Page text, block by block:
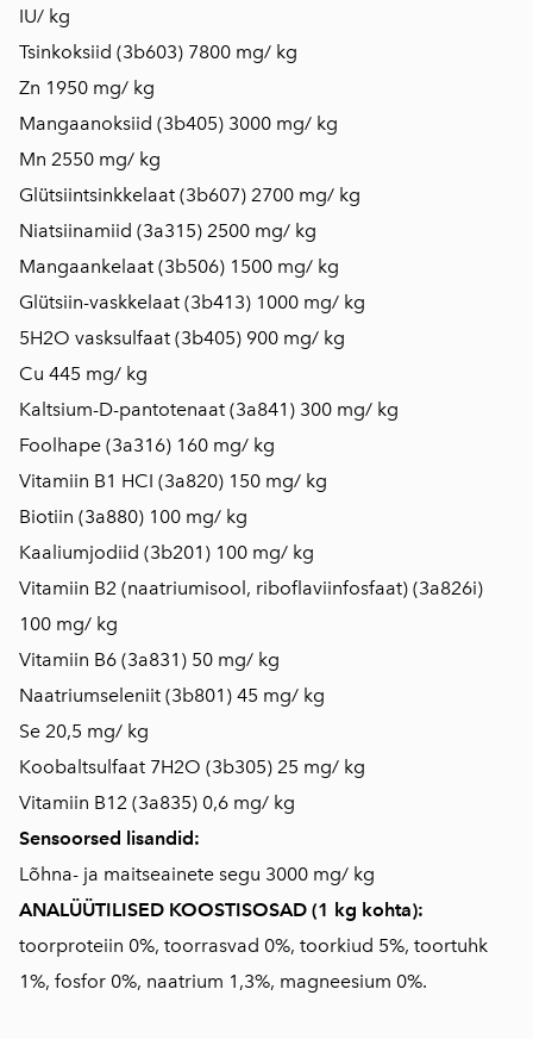
IU/ kg
Tsinkoksiid (3b603) 7800 mg/ kg
Zn 1950 mg/ kg
Mangaanoksiid (3b405) 3000 mg/ kg
Mn 2550 mg/ kg
Glütsiintsinkkelaat (3b607) 2700 mg/ kg
Niatsiinamiid (3a315) 2500 mg/ kg
Mangaankelaat (3b506) 1500 mg/ kg
Glütsiin-vaskkelaat (3b413) 1000 mg/ kg
5H2O vasksulfaat (3b405) 900 mg/ kg
Cu 445 mg/ kg
Kaltsium-D-pantotenaat (3a841) 300 mg/ kg
Foolhape (3a316) 160 mg/ kg
Vitamiin B1 HCI (3a820) 150 mg/ kg
Biotiin (3a880) 100 mg/ kg
Kaaliumjodiid (3b201) 100 mg/ kg
Vitamiin B2 (naatriumisool, riboflaviinfosfaat) (3a826i)
100 mg/ kg
Vitamiin B6 (3a831) 50 mg/ kg
Naatriumseleniit (3b801) 45 mg/ kg
Se 20,5 mg/ kg
Koobaltsulfaat 7H2O (3b305) 25 mg/ kg
Vitamiin B12 (3a835) 0,6 mg/ kg
Sensoorsed lisandid:
Lõhna- ja maitseainete segu 3000 mg/ kg
ANALÜÜTILISED KOOSTISOSAD (1 kg kohta):
toorproteiin 0%, toorrasvad 0%, toorkiud 5%, toortuhk
1%, fosfor 0%, naatrium 1,3%, magneesium 0%.